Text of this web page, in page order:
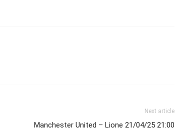
Next article
Manchester United – Lione 21/04/25 21:00